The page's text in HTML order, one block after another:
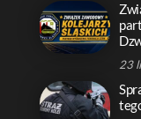
23